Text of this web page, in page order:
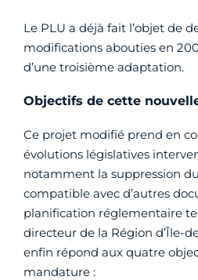
Le PLU a déjà fait l’objet de
modifications abouties en
d’une troisième adaptation.
Objectifs de cette
Ce projet modifié prend en
évolutions législatives
notamment la suppression
compatible avec d’autres
planification réglementaire
directeur de la Région d’Île-
enfin répond aux quatre
mandature :